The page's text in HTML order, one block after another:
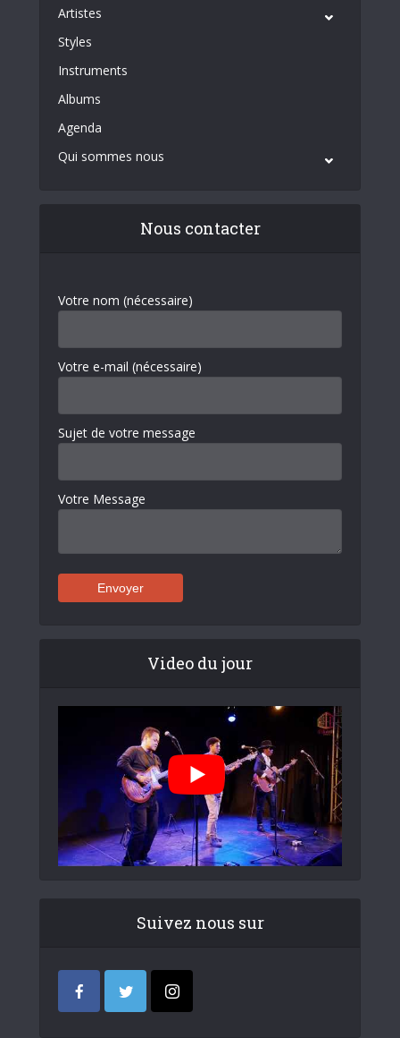
Artistes
Styles
Instruments
Albums
Agenda
Qui sommes nous
Nous contacter
Votre nom (nécessaire)
Votre e-mail (nécessaire)
Sujet de votre message
Votre Message
Video du jour
Suivez nous sur